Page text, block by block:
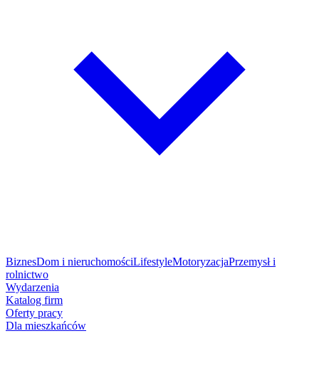
BiznesDom i nieruchomościLifestyleMotoryzacjaPrzemysł i
rolnictwo
Wydarzenia
Katalog firm
Oferty pracy
Dla mieszkańców